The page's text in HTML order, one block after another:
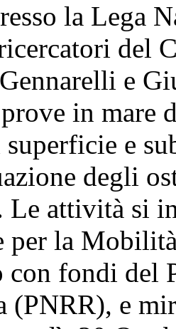
la Lega
del
e
in
e
degli
attività si
per la
con fondi del
(PNRR), e